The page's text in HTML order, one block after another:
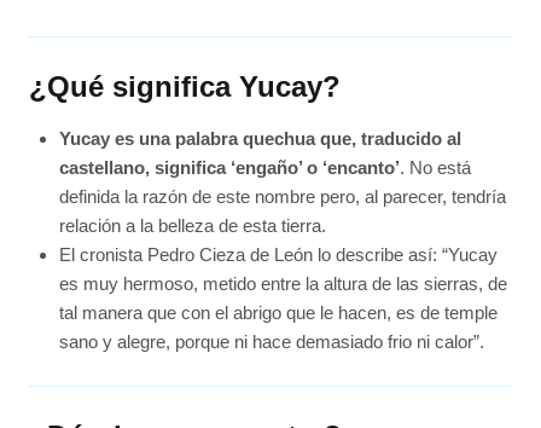
¿Qué significa Yucay?
Yucay es una palabra quechua que, traducido al
castellano, significa ‘engaño’ o ‘encanto’. No está
definida la razón de este nombre pero, al parecer, tendría
relación a la belleza de esta tierra.
El cronista Pedro Cieza de León lo describe así: “Yucay
es muy hermoso, metido entre la altura de las sierras, de
tal manera que con el abrigo que le hacen, es de temple
sano y alegre, porque ni hace demasiado frio ni calor”.